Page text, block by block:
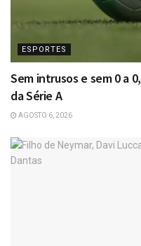
ESPORTES
Sem intrusos e sem 0 a
da Série A
AGOSTO 6, 2026